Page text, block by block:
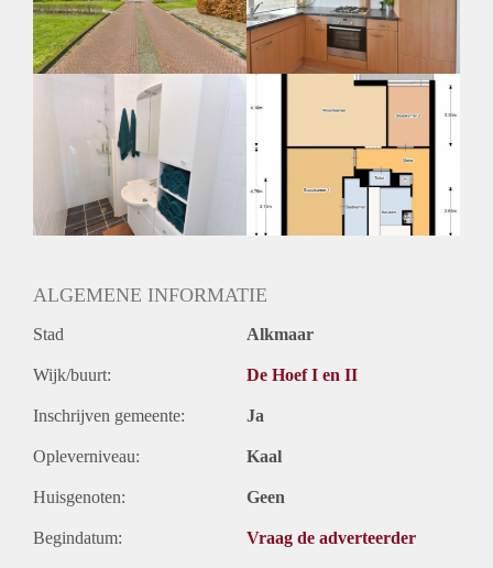
Huurtermijn
Onbepaalde termijn
Oplevering
ALGEMENE INFORMATIE
Stad Alkmaar
Wijk/buurt: De Hoef I en II
Inschrijven gemeente: Ja
Opleverniveau: Kaal
Huisgenoten: Geen
Begindatum: Vraag de adverteerder